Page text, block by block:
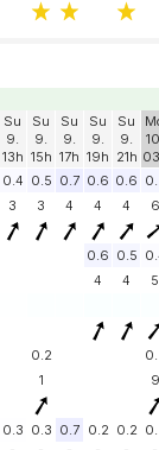
Su
9.
13h
Su
9.
15h
Su
9.
17h
Su
9.
19h
Su
9.
21h
0.4 0.5 0.7 0.6 0.6
3 3 4 4 4 6
0.6 0.5
4 4 5
0.2
1 9
0.3 0.3 0.7 0.2 0.2